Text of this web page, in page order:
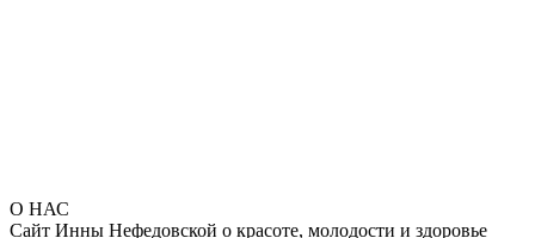
О НАС
Сайт Инны Нефедовской о красоте, молодости и здоровье